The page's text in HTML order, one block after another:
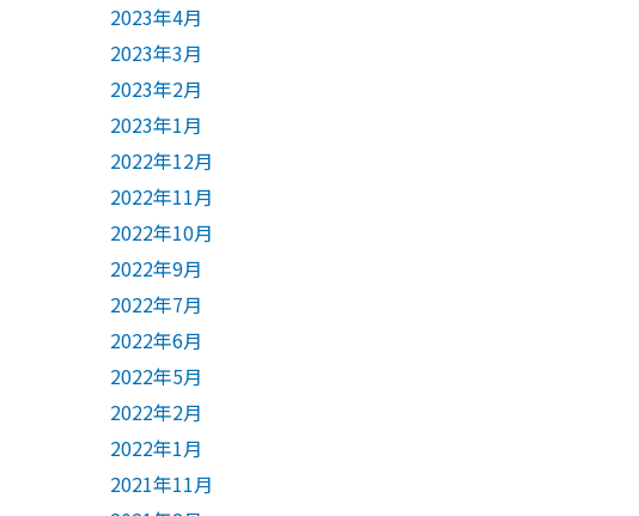
2023年4月
2023年3月
2023年2月
2023年1月
2022年12月
2022年11月
2022年10月
2022年9月
2022年7月
2022年6月
2022年5月
2022年2月
2022年1月
2021年11月